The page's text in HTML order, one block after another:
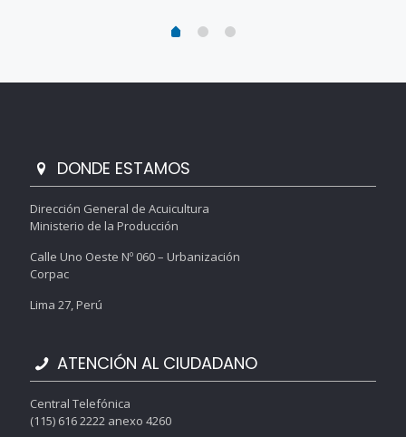
DONDE ESTAMOS
Dirección General de Acuicultura
Ministerio de la Producción
Calle Uno Oeste Nº 060 – Urbanización
Corpac
Lima 27, Perú
ATENCIÓN AL CIUDADANO
Central Telefónica
(115) 616 2222 anexo 4260